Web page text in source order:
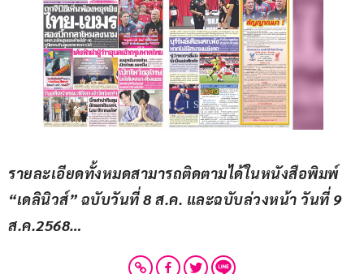
รายละเอียดทั้งหมดสามารถติดตามได้ในหนังสือพิมพ์
“เดลินิวส์” ฉบับวันที่ 8 ส.ค. และฉบับล่วงหน้า วันที่ 9
ส.ค.2568…